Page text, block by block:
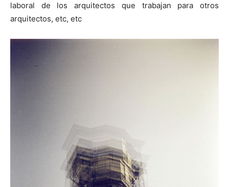
laboral de los arquitectos que trabajan para otros
arquitectos, etc, etc